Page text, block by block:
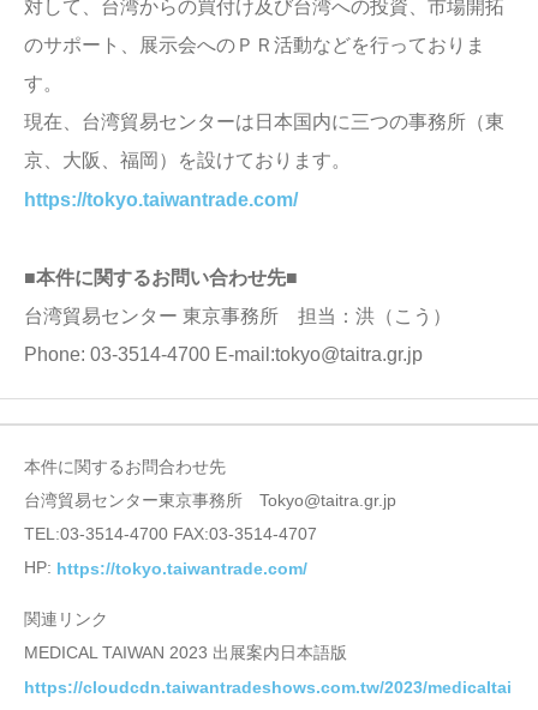
対して、台湾からの買付け及び台湾への投資、市場開拓
のサポート、展示会へのＰＲ活動などを行っておりま
す。
現在、台湾貿易センターは日本国内に三つの事務所（東
京、大阪、福岡）を設けております。
https://tokyo.taiwantrade.com/
■本件に関するお問い合わせ先■
台湾貿易センター 東京事務所 担当：洪（こう）
Phone: 03-3514-4700 E-mail:tokyo@taitra.gr.jp
本件に関するお問合わせ先
台湾貿易センター東京事務所 Tokyo@taitra.gr.jp
TEL:03-3514-4700 FAX:03-3514-4707
HP: https://tokyo.taiwantrade.com/
関連リンク
MEDICAL TAIWAN 2023 出展案内日本語版
https://cloudcdn.taiwantradeshows.com.tw/2023/medicaltai